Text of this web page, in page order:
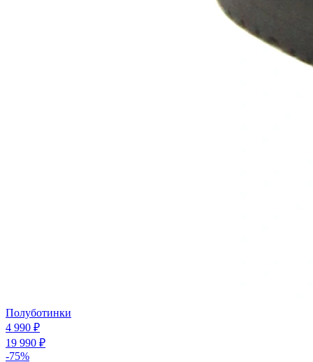
Полуботинки
4 990 ₽
19 990 ₽
-75%